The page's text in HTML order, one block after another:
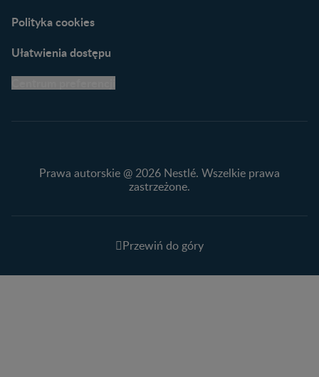
Polityka cookies
Ułatwienia dostępu
Prawa autorskie @ 2026 Nestlé. Wszelkie prawa
zastrzeżone.
Przewiń do góry